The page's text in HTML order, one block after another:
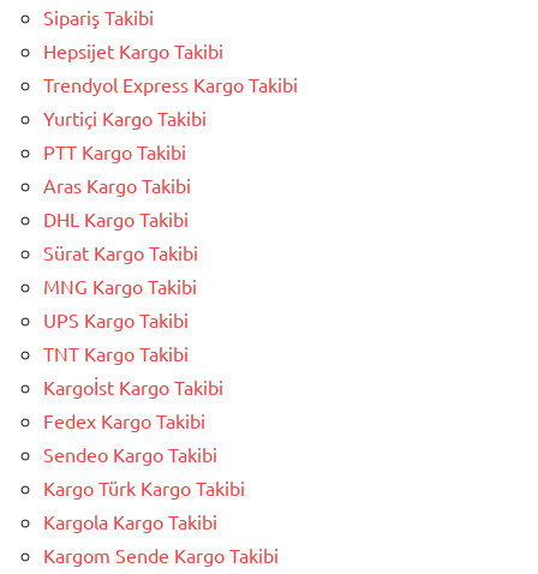
Sipariş Takibi
Hepsijet Kargo Takibi
Trendyol Express Kargo Takibi
Yurtiçi Kargo Takibi
PTT Kargo Takibi
Aras Kargo Takibi
DHL Kargo Takibi
Sürat Kargo Takibi
MNG Kargo Takibi
UPS Kargo Takibi
TNT Kargo Takibi
Kargoİst Kargo Takibi
Fedex Kargo Takibi
Sendeo Kargo Takibi
Kargo Türk Kargo Takibi
Kargola Kargo Takibi
Kargom Sende Kargo Takibi